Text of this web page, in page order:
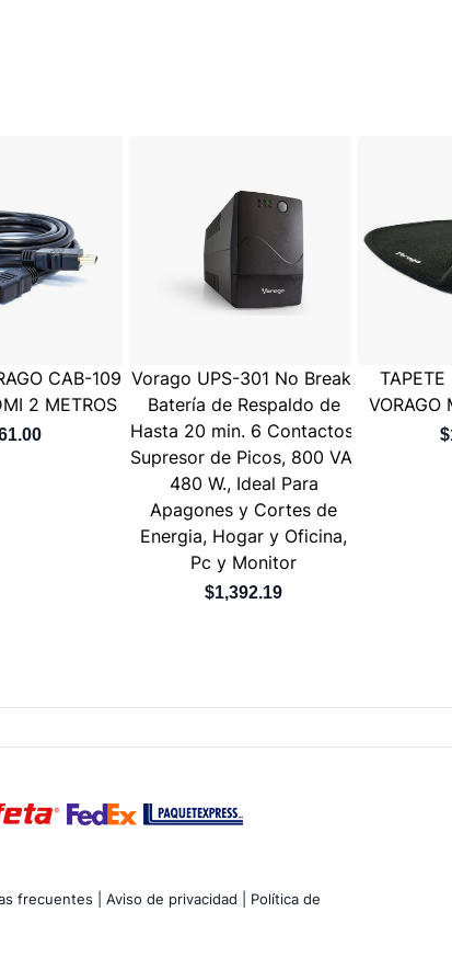
CAB-109
2 METROS
Vorago UPS-301 No Break,
Batería de Respaldo de
Hasta 20 min. 6 Contactos,
Supresor de Picos, 800 VA,
480 W., Ideal Para
Apagones y Cortes de
Energia, Hogar y Oficina,
Pc y Monitor
$1,392.19
TAPETE
VORAGO
frecuentes | Aviso de privacidad |
Política de